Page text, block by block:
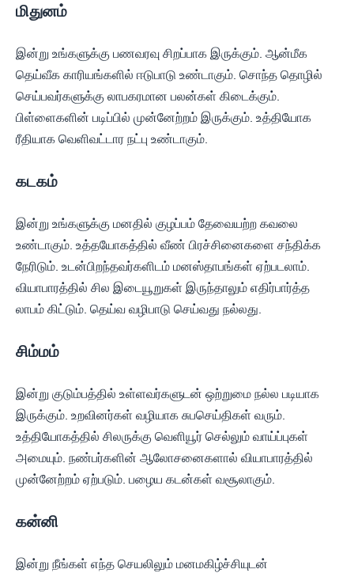
மிதுனம்
இன்று உங்களுக்கு பணவரவு சிறப்பாக இருக்கும். ஆன்மீக
தெய்வீக காரியங்களில் ஈடுபாடு உண்டாகும். சொந்த தொழில்
செய்பவர்களுக்கு லாபகரமான பலன்கள் கிடைக்கும்.
பிள்ளைகளின் படிப்பில் முன்னேற்றம் இருக்கும். உத்தியோக
ரீதியாக வெளிவட்டார நட்பு உண்டாகும்.
கடகம்
இன்று உங்களுக்கு மனதில் குழப்பம் தேவையற்ற கவலை
உண்டாகும். உத்தயோகத்தில் வீண் பிரச்சினைகளை சந்திக்க
நேரிடும். உடன்பிறந்தவர்களிடம் மனஸ்தாபங்கள் ஏற்படலாம்.
வியாபாரத்தில் சில இடையூறுகள் இருந்தாலும் எதிர்பார்த்த
லாபம் கிட்டும். தெய்வ வழிபாடு செய்வது நல்லது.
சிம்மம்
இன்று குடும்பத்தில் உள்ளவர்களுடன் ஒற்றுமை நல்ல படியாக
இருக்கும். உறவினர்கள் வழியாக சுபசெய்திகள் வரும்.
உத்தியோகத்தில் சிலருக்கு வெளியூர் செல்லும் வாய்ப்புகள்
அமையும். நண்பர்களின் ஆலோசனைகளால் வியாபாரத்தில்
முன்னேற்றம் ஏற்படும். பழைய கடன்கள் வசூலாகும்.
கன்னி
இன்று நீங்கள் எந்த செயலிலும் மனமகிழ்ச்சியுடன்